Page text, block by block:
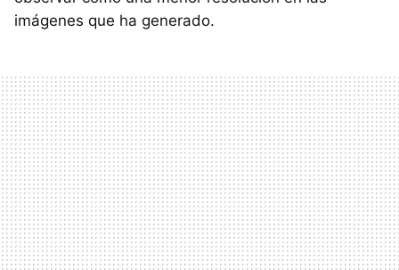
imágenes que ha generado.